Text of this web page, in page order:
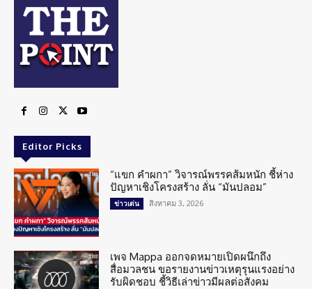
Editor Picks
“แขก คำผกา” วิจารณ์พรรคส้มหนัก ชี้ห่าง
ปัญหาเชิงโครงสร้าง ลั่น “มันปลอม”
ข่าวเด่น สิงหาคม 3, 2026
เพจ Mappa ออกจดหมายเปิดผนึกถึง
สื่อมวลชน ขอรายงานข่าวเหตุรุนแรงอย่าง
รับผิดชอบ ชี้วิธีเล่าข่าวมีผลต่อสังคม